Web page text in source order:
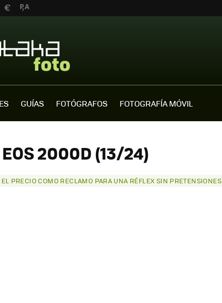
GUÍAS FOTÓGRAFOS FOTOGRAFÍA MÓVIL
2000D (13/24)
PRECIO COMO RECLAMO PARA UNA RÉFLEX SIN PRETENSIONES